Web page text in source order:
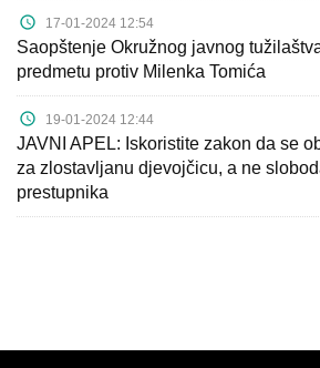
17-01-2024 12:54
Saopštenje Okružnog javnog
predmetu protiv Milenka Tomića
19-01-2024 12:44
JAVNI APEL: Iskoristite zakon da se
za zlostavljanu djevojčicu, a ne
prestupnika